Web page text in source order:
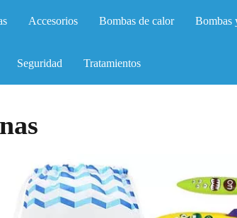
Accesorios Bombas de calor Bombas
Seguridad Tratamientos